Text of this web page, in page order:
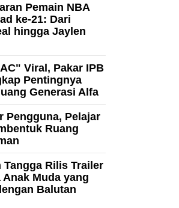
Pemain NBA
ke-21: Dari
hingga Jaylen
Viral, Pakar IPB
Pentingnya
Generasi Alfa
Pengguna, Pelajar
Ruang
Tangga Rilis Trailer
Muda yang
Balutan